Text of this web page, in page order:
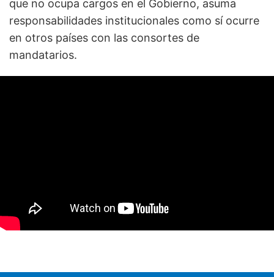
que no ocupa cargos en el Gobierno, asuma
responsabilidades institucionales como sí ocurre
en otros países con las consortes de
mandatarios.